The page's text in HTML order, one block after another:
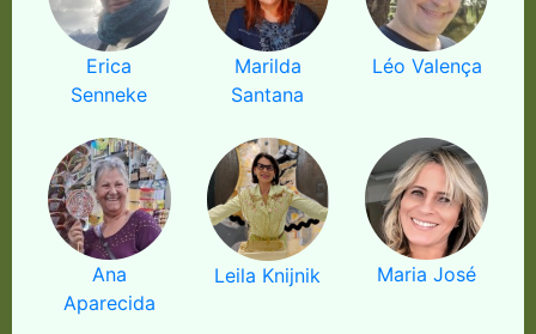
Erica
Senneke
Marilda
Santana
Léo Valença
Ana
Aparecida
Leila Knijnik Maria José